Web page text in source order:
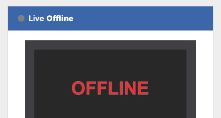
Live Offline